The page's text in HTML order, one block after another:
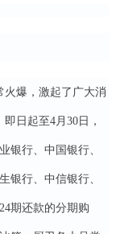
火爆，激起了广大消
日起至4月30日，
银行、中国银行、
银行、中信银行、
期还款的分期购